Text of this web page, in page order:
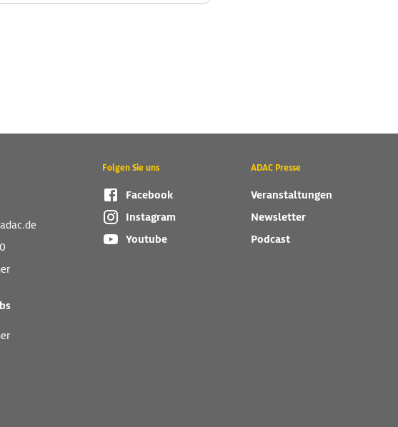
Folgen Sie uns
Facebook
Instagram
Youtube
ADAC Presse
Veranstaltungen
Newsletter
Podcast